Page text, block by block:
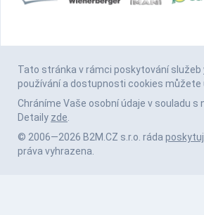
Tato stránka v rámci poskytování služeb
používání a dostupnosti cookies
Chráníme Vaše osobní údaje v souladu s
Detaily zde.
© 2006—2026 B2M.CZ s.r.o. ráda
práva vyhrazena.